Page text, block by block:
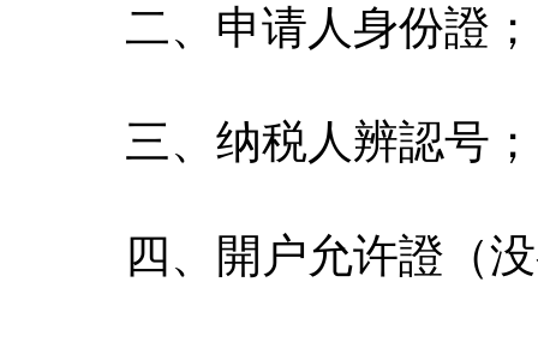
二、申请人身份證；
三、纳税人辨認号；
四、開户允许證（